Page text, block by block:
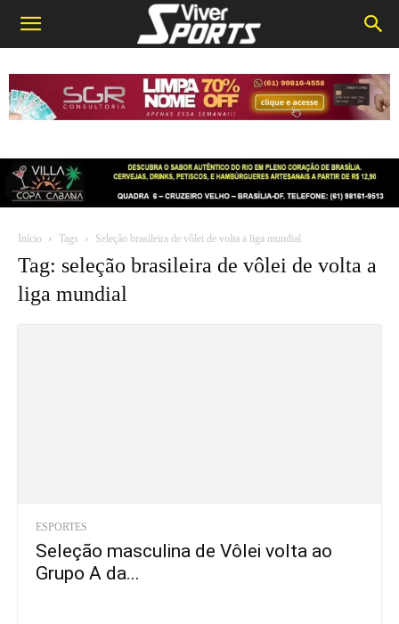
Início Tags Seleção brasileira de vôlei de volta a liga mundial
Tag: seleção brasileira de vôlei de volta a
liga mundial
ESPORTES
Seleção masculina de Vôlei volta ao
Grupo A da...